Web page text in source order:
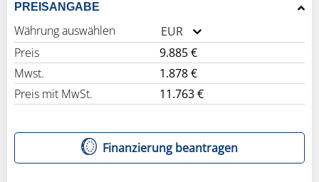
PREISANGABE
Währung auswählen
EUR
Preis
9.885 €
Mwst.
1.878 €
Preis mit MwSt.
11.763 €
Finanzierung beantragen